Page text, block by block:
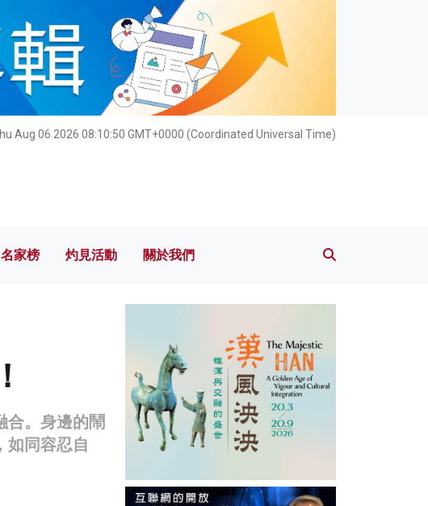
Aug 06 2026 08:10:51 GMT+0000 (Coordinated Universal Time)
名家榜 灼見活動 關於我們
名家榜 灼見活動 關於我們
合。身邊的鬧
如同容忍自